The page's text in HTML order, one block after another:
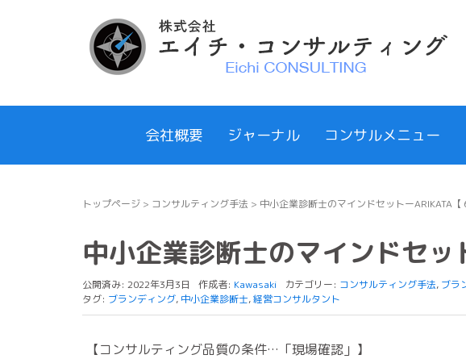
会社概要 ジャーナル コンサルメニュー
トップページ > コンサルティング手法 > 中小企業診断士のマインドセットーARIKATA【
中小企業診断士のマインドセッ
公開済み: 2022年3月3日 作成者: Kawasaki カテゴリー: コンサルティング手法, ブラ
タグ: ブランディング, 中小企業診断士,経営コンサルタント
【コンサルティング品質の条件…「現場確認」】